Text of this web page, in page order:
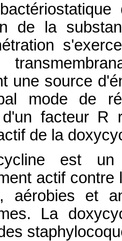
de la
une source
mode de
facteur R
de la
est un
actif
aérobies et
La